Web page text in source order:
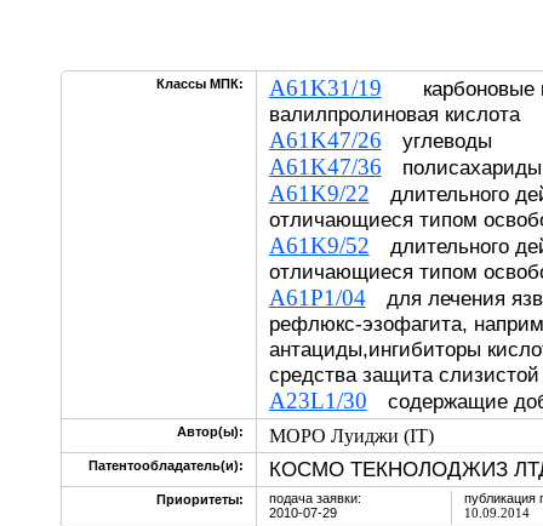
Классы МПК: A61K31/19 карбоновые
валилпролиновая кислота
A61K47/26 углеводы
A61K47/36
A61K9/22 длительного
отличающиеся типом
A61K9/52 длительного
отличающиеся типом
A61P1/04для лечения
рефлюкс-эзофагита,
антациды,ингибиторы
средства защита
A23L1/30 содержащие
Автор(ы): МОРО Луиджи (IT)
Патентообладатель(и): КОСМО ТЕКНОЛОДЖИЗ
Приоритеты:
подача заявки:
2010-07-29
публикация
10.09.2014